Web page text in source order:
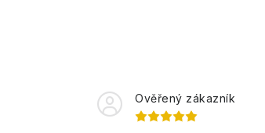
Ověřený zákazník